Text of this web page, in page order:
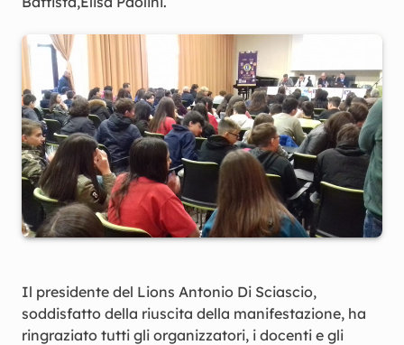
Il presidente del Lions Antonio Di Sciascio,
soddisfatto della riuscita della manifestazione, ha
ringraziato tutti gli organizzatori, i docenti e gli